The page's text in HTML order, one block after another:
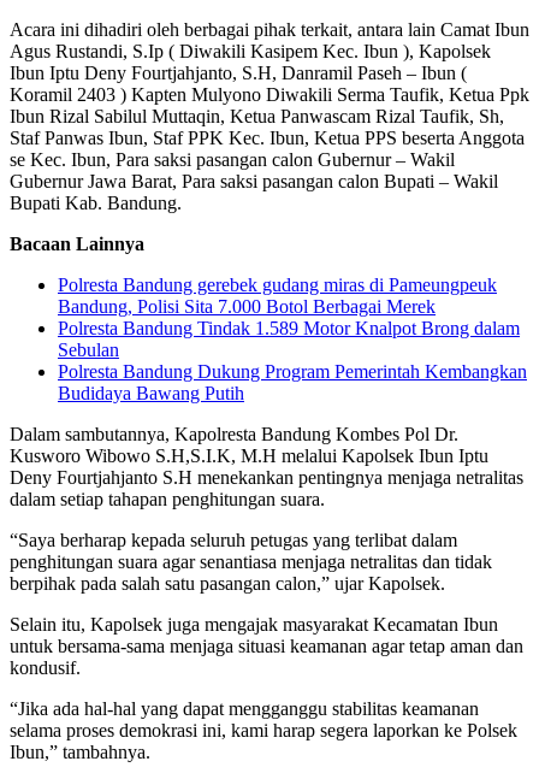
Acara ini dihadiri oleh berbagai pihak terkait, antara lain Camat Ibun
Agus Rustandi, S.Ip ( Diwakili Kasipem Kec. Ibun ), Kapolsek
Ibun Iptu Deny Fourtjahjanto, S.H, Danramil Paseh – Ibun (
Koramil 2403 ) Kapten Mulyono Diwakili Serma Taufik, Ketua Ppk
Ibun Rizal Sabilul Muttaqin, Ketua Panwascam Rizal Taufik, Sh,
Staf Panwas Ibun, Staf PPK Kec. Ibun, Ketua PPS beserta Anggota
se Kec. Ibun, Para saksi pasangan calon Gubernur – Wakil
Gubernur Jawa Barat, Para saksi pasangan calon Bupati – Wakil
Bupati Kab. Bandung.
Bacaan Lainnya
Polresta Bandung gerebek gudang miras di Pameungpeuk
Bandung, Polisi Sita 7.000 Botol Berbagai Merek
Polresta Bandung Tindak 1.589 Motor Knalpot Brong dalam
Sebulan
Polresta Bandung Dukung Program Pemerintah Kembangkan
Budidaya Bawang Putih
Dalam sambutannya, Kapolresta Bandung Kombes Pol Dr.
Kusworo Wibowo S.H,S.I.K, M.H melalui Kapolsek Ibun Iptu
Deny Fourtjahjanto S.H menekankan pentingnya menjaga netralitas
dalam setiap tahapan penghitungan suara.
“Saya berharap kepada seluruh petugas yang terlibat dalam
penghitungan suara agar senantiasa menjaga netralitas dan tidak
berpihak pada salah satu pasangan calon,” ujar Kapolsek.
Selain itu, Kapolsek juga mengajak masyarakat Kecamatan Ibun
untuk bersama-sama menjaga situasi keamanan agar tetap aman dan
kondusif.
“Jika ada hal-hal yang dapat mengganggu stabilitas keamanan
selama proses demokrasi ini, kami harap segera laporkan ke Polsek
Ibun,” tambahnya.